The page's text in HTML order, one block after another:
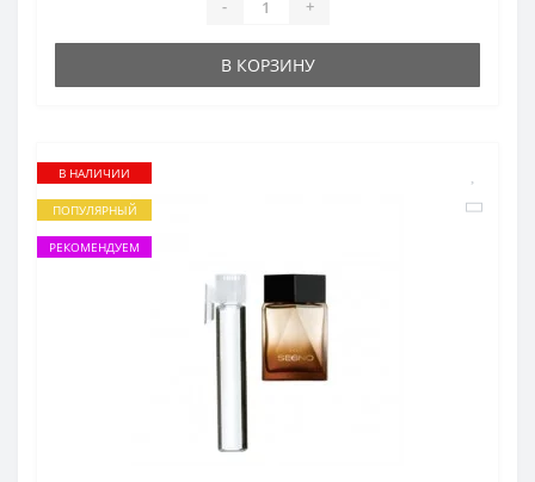
- +
В КОРЗИНУ
В НАЛИЧИИ
ПОПУЛЯРНЫЙ
РЕКОМЕНДУЕМ